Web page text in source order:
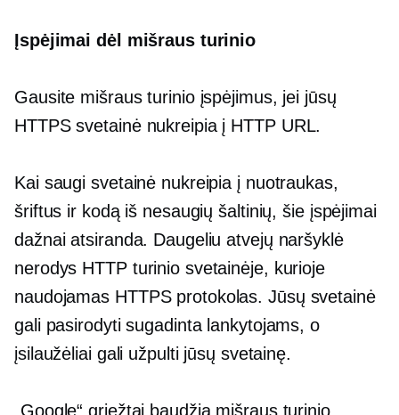
Įspėjimai dėl mišraus turinio
Gausite mišraus turinio įspėjimus, jei jūsų
HTTPS svetainė nukreipia į HTTP URL.
Kai saugi svetainė nukreipia į nuotraukas,
šriftus ir kodą iš nesaugių šaltinių, šie įspėjimai
dažnai atsiranda. Daugeliu atvejų naršyklė
nerodys HTTP turinio svetainėje, kurioje
naudojamas HTTPS protokolas. Jūsų svetainė
gali pasirodyti sugadinta lankytojams, o
įsilaužėliai gali užpulti jūsų svetainę.
„Google“ griežtai baudžia mišraus turinio